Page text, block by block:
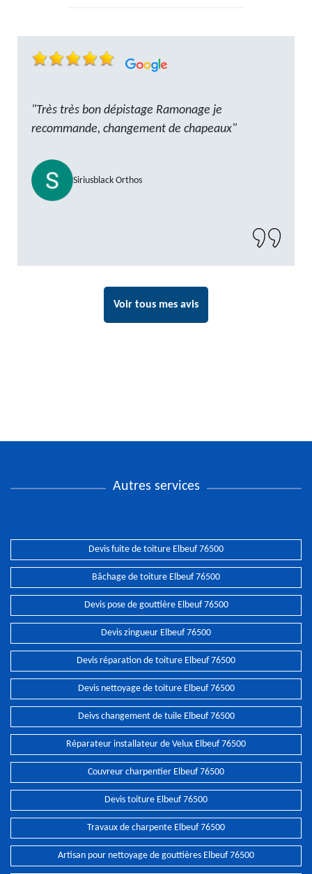
"Très très bon dépistage Ramonage je
recommande, changement de chapeaux"
Siriusblack Orthos
Voir tous mes avis
Autres services
Devis fuite de toiture Elbeuf 76500
Bâchage de toiture Elbeuf 76500
Devis pose de gouttière Elbeuf 76500
Devis zingueur Elbeuf 76500
Devis réparation de toiture Elbeuf 76500
Devis nettoyage de toiture Elbeuf 76500
Deivs changement de tuile Elbeuf 76500
Réparateur installateur de Velux Elbeuf 76500
Couvreur charpentier Elbeuf 76500
Devis toiture Elbeuf 76500
Travaux de charpente Elbeuf 76500
Artisan pour nettoyage de gouttières Elbeuf 76500